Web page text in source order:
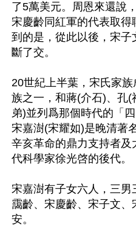
了5萬美元。周恩來還說
宋慶齡同紅軍的代表取
到的是，從此以後，宋
斷了交。
20世紀上半葉，宋氏家
族之一，和蔣(介石)、孔
弟)並列爲那個時代的「
宋嘉澍(宋耀如)是晚清著
辛亥革命的鼎力支持者及
代科學家徐光啓的後代。
宋嘉澍有子女六人，三
靄齡、宋慶齡、宋子文
安。